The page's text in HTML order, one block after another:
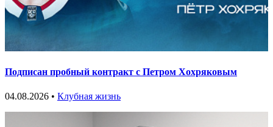
Подписан пробный контракт с Петром Хохряковым
04.08.2026 • Клубная жизнь